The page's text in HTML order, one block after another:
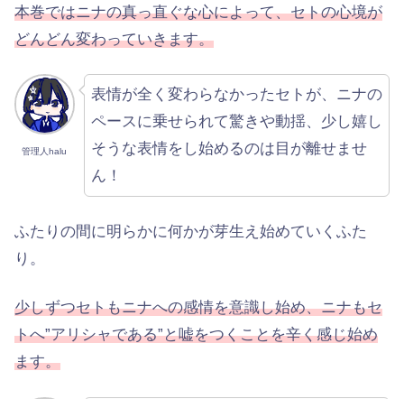
本巻ではニナの真っ直ぐな心によって、セトの心境が
どんどん変わっていきます。
管理人halu
表情が全く変わらなかったセトが、ニナの
ペースに乗せられて驚きや動揺、少し嬉し
そうな表情をし始めるのは目が離せませ
ん！
ふたりの間に明らかに何かが芽生え始めていくふた
り。
少しずつセトもニナへの感情を意識し始め、ニナもセ
トへ”アリシャである”と嘘をつくことを辛く感じ始め
ます。